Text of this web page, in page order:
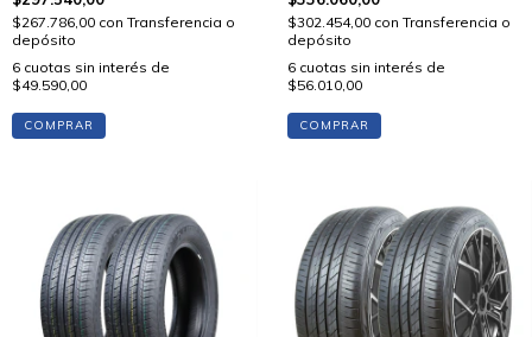
$267.786,00 con Transferencia o
depósito
6 cuotas sin interés de
$49.590,00
COMPRAR
$302.454,00 con Transferencia o
depósito
6 cuotas sin interés de
$56.010,00
COMPRAR